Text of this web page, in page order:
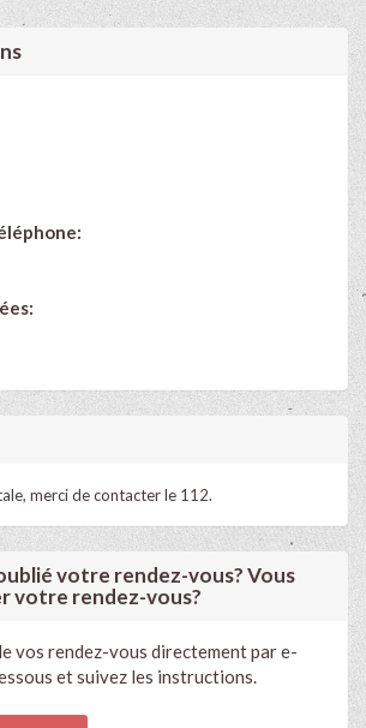
merci de contacter le 112.
votre rendez-vous? Vous
votre rendez-vous?
vos rendez-vous directement par e-
et suivez les instructions.